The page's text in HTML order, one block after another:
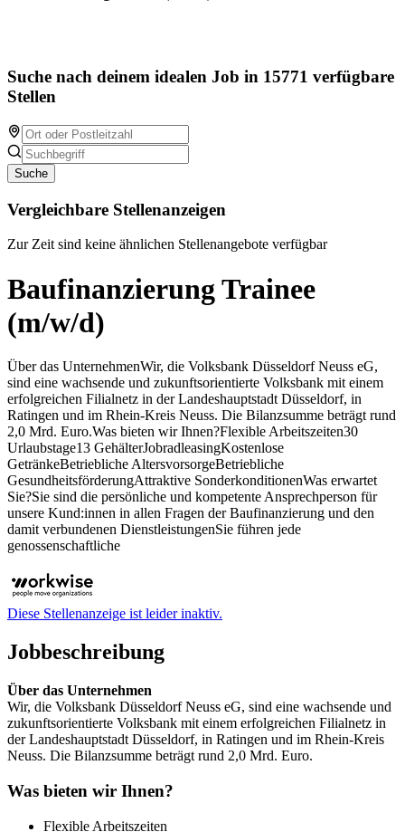
Suche nach deinem idealen Job in 15771 verfügbare
Stellen
Suche
Vergleichbare Stellenanzeigen
Zur Zeit sind keine ähnlichen Stellenangebote verfügbar
Baufinanzierung Trainee
(m/w/d)
Über das UnternehmenWir, die Volksbank Düsseldorf Neuss eG,
sind eine wachsende und zukunftsorientierte Volksbank mit einem
erfolgreichen Filialnetz in der Landeshauptstadt Düsseldorf, in
Ratingen und im Rhein-Kreis Neuss. Die Bilanzsumme beträgt rund
2,0 Mrd. Euro.Was bieten wir Ihnen?Flexible Arbeitszeiten30
Urlaubstage13 GehälterJobradleasingKostenlose
GetränkeBetriebliche AltersvorsorgeBetriebliche
GesundheitsförderungAttraktive SonderkonditionenWas erwartet
Sie?Sie sind die persönliche und kompetente Ansprechperson für
unsere Kund:innen in allen Fragen der Baufinanzierung und den
damit verbundenen DienstleistungenSie führen jede
genossenschaftliche
Diese Stellenanzeige ist leider inaktiv.
Jobbeschreibung
Über das Unternehmen
Wir, die Volksbank Düsseldorf Neuss eG, sind eine wachsende und
zukunftsorientierte Volksbank mit einem erfolgreichen Filialnetz in
der Landeshauptstadt Düsseldorf, in Ratingen und im Rhein-Kreis
Neuss. Die Bilanzsumme beträgt rund 2,0 Mrd. Euro.
Was bieten wir Ihnen?
Flexible Arbeitszeiten